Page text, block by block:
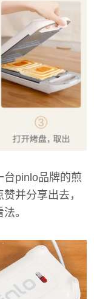
台pinlo品牌的煎
并分享出去，
。